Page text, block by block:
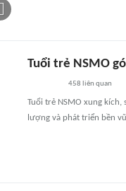
Tuổi trẻ NSMO
458 liên quan
Tuổi trẻ NSMO xung
lượng và phát triển bền